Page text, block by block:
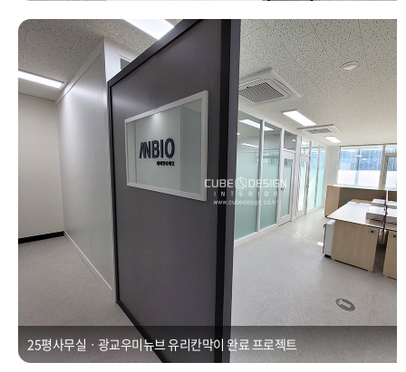
25평사무실ㆍ광교우미뉴브 유리칸막이
Posted on2021년 1월 1일byCUBEDESIGN
25평사무실ㆍ광교우미뉴브 유리칸막이 완료 프로젝트